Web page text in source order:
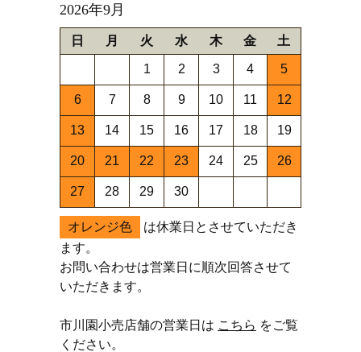
2026年9月
日 月 火 水 木 金 土
1 2 3 4 5
6 7 8 9 10 11 12
13 14 15 16 17 18 19
20 21 22 23 24 25 26
27 28 29 30
オレンジ色
は休業日とさせていただき
ます。
お問い合わせは営業日に順次回答させて
いただきます。
市川園小売店舗の営業日は こちら をご覧
ください。